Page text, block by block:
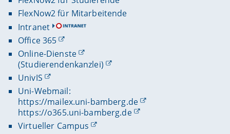
FlexNow2 für Mitarbeitende
Intranet
Office 365
Online-Dienste
(Studierendenkanzlei)
UnivIS
Uni-Webmail:
https://mailex.uni-bamberg.de
https://o365.uni-bamberg.de
Virtueller Campus